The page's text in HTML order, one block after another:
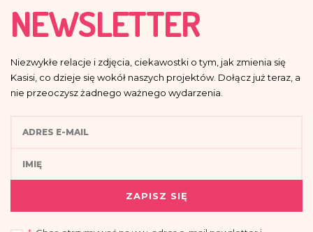
NEWSLETTER
Niezwykłe relacje i zdjęcia, ciekawostki o tym, jak zmienia się
Kasisi, co dzieje się wokół naszych projektów. Dołącz już teraz, a
nie przeoczysz żadnego ważnego wydarzenia.
ZAPISZ SIĘ